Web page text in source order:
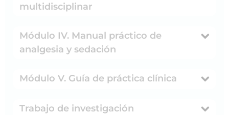
multidisciplinar
Módulo IV. Manual práctico de
analgesia y sedación
Módulo V. Guía de práctica clínica
Trabajo de investigación